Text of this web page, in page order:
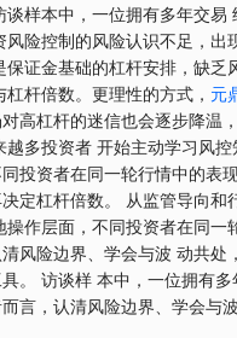
样本中，一位拥有多年交
险控制的风险认识不足，
证金基础的杠杆安排，缺
杆倍数。更理性的方式， 元
高杠杆的迷信也会逐步降
多投资者 开始主动学习风
投资者在同一轮行情中的表
定杠杆倍数。 从监管导向
作层面，不同投资者在同
风险边界、学会与波 动共
。 访谈样 本中，一位拥有
言，认清风险边界、学会与